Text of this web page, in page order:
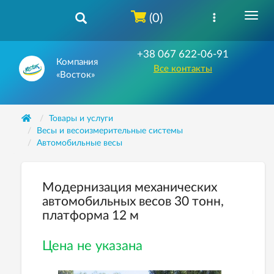
Компания
«Восток»
+38 067 622-06-91
Все контакты
(0)
Товары и услуги
Весы и весоизмерительные системы
Автомобильные весы
Модернизация механических
автомобильных весов 30 тонн,
платформа 12 м
Цена не указана